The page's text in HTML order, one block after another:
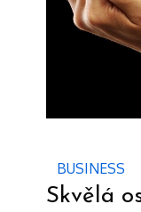
BUSINESS
Skvělá